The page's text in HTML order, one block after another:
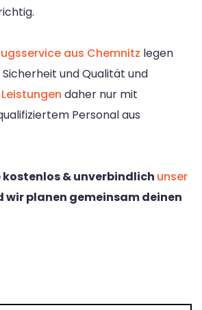
aus Chemnitz legen
und Qualität und
Leistungen daher nur mit
Personal aus
kostenlos & unverbindlich unser
wir planen gemeinsam deinen